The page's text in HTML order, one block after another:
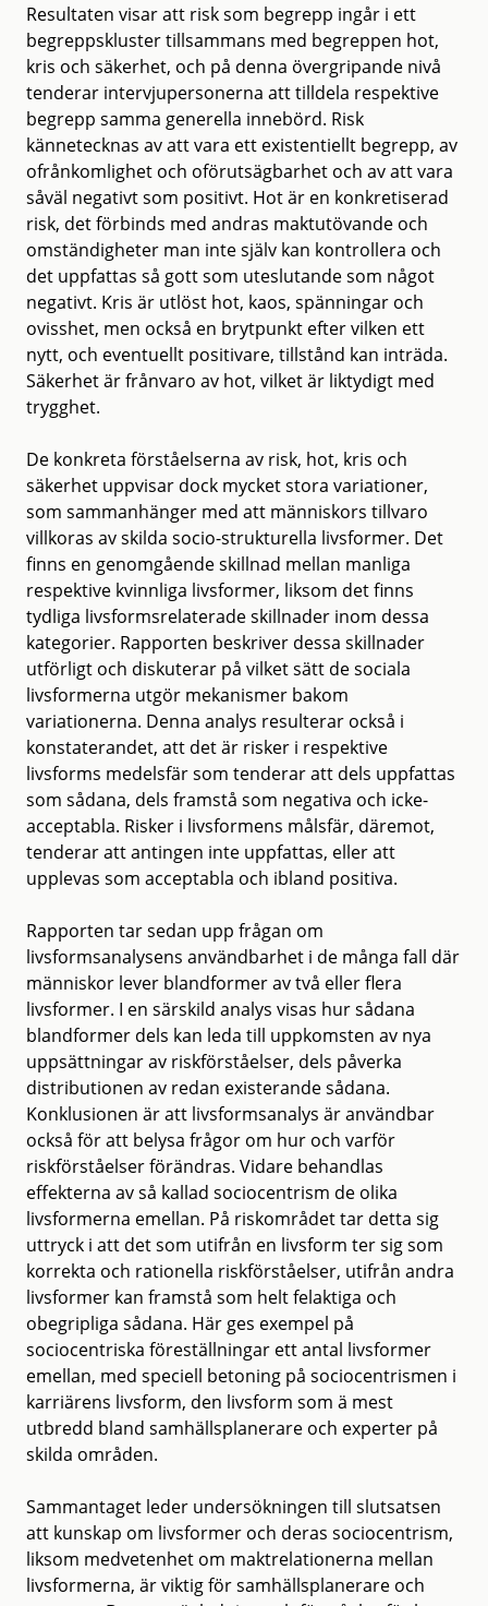
Resultaten visar att risk som begrepp ingår i ett
begreppskluster tillsammans med begreppen hot,
kris och säkerhet, och på denna övergripande nivå
tenderar intervjupersonerna att tilldela respektive
begrepp samma generella innebörd. Risk
kännetecknas av att vara ett existentiellt begrepp, av
ofrånkomlighet och oförutsägbarhet och av att vara
såväl negativt som positivt. Hot är en konkretiserad
risk, det förbinds med andras maktutövande och
omständigheter man inte själv kan kontrollera och
det uppfattas så gott som uteslutande som något
negativt. Kris är utlöst hot, kaos, spänningar och
ovisshet, men också en brytpunkt efter vilken ett
nytt, och eventuellt positivare, tillstånd kan inträda.
Säkerhet är frånvaro av hot, vilket är liktydigt med
trygghet.
De konkreta förståelserna av risk, hot, kris och
säkerhet uppvisar dock mycket stora variationer,
som sammanhänger med att människors tillvaro
villkoras av skilda socio-strukturella livsformer. Det
finns en genomgående skillnad mellan manliga
respektive kvinnliga livsformer, liksom det finns
tydliga livsformsrelaterade skillnader inom dessa
kategorier. Rapporten beskriver dessa skillnader
utförligt och diskuterar på vilket sätt de sociala
livsformerna utgör mekanismer bakom
variationerna. Denna analys resulterar också i
konstaterandet, att det är risker i respektive
livsforms medelsfär som tenderar att dels uppfattas
som sådana, dels framstå som negativa och icke-
acceptabla. Risker i livsformens målsfär, däremot,
tenderar att antingen inte uppfattas, eller att
upplevas som acceptabla och ibland positiva.
Rapporten tar sedan upp frågan om
livsformsanalysens användbarhet i de många fall där
människor lever blandformer av två eller flera
livsformer. I en särskild analys visas hur sådana
blandformer dels kan leda till uppkomsten av nya
uppsättningar av riskförståelser, dels påverka
distributionen av redan existerande sådana.
Konklusionen är att livsformsanalys är användbar
också för att belysa frågor om hur och varför
riskförståelser förändras. Vidare behandlas
effekterna av så kallad sociocentrism de olika
livsformerna emellan. På riskområdet tar detta sig
uttryck i att det som utifrån en livsform ter sig som
korrekta och rationella riskförståelser, utifrån andra
livsformer kan framstå som helt felaktiga och
obegripliga sådana. Här ges exempel på
sociocentriska föreställningar ett antal livsformer
emellan, med speciell betoning på sociocentrismen i
karriärens livsform, den livsform som ä mest
utbredd bland samhällsplanerare och experter på
skilda områden.
Sammantaget leder undersökningen till slutsatsen
att kunskap om livsformer och deras sociocentrism,
liksom medvetenhet om maktrelationerna mellan
livsformerna, är viktig för samhällsplanerare och